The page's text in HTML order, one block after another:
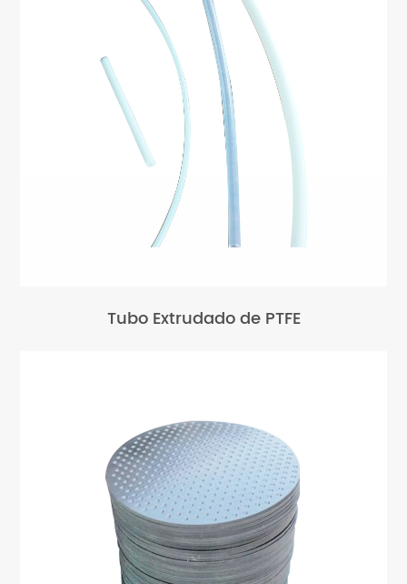
Tubo Extrudado de PTFE